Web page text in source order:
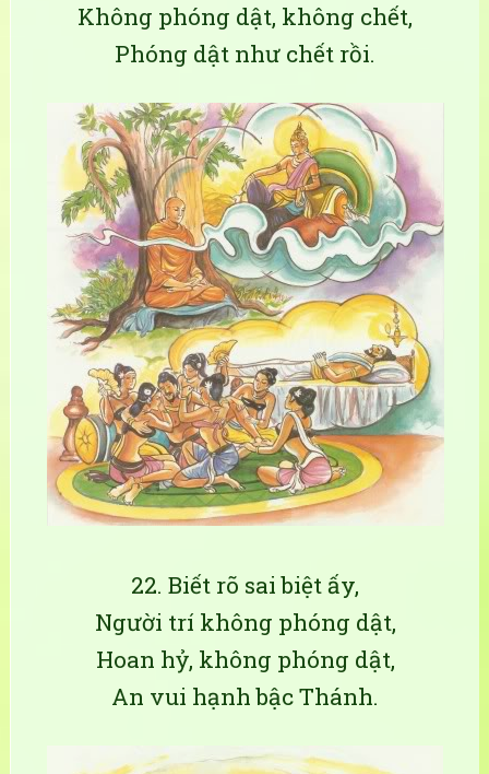
Không phóng dật, không chết,
Phóng dật như chết rồi.
22. Biết rõ sai biệt ấy,
Người trí không phóng dật,
Hoan hỷ, không phóng dật,
An vui hạnh bậc Thánh.